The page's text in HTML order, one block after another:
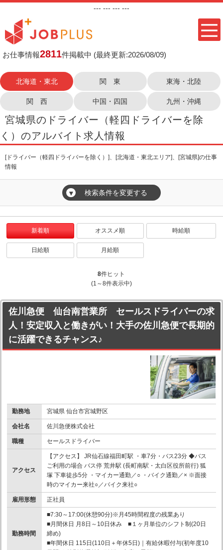
--- --- --- ---
お仕事情報2811件掲載中 (最終更新:2026/08/09)
北海道・東北 関 東 東海・北陸
関 西 中国・四国 九州・沖縄
宮城県のドライバー（軽四ドライバーを除
く）のアルバイト求人情報
[ドライバー（軽四ドライバーを除く）]、[北海道・東北エリア]、[宮城県]の仕事
情報
▼ 検索条件を変更する
新着順 オススメ順 時給順
日給順 月給順
8件ヒット
(1～8件表示中)
佐川急便 仙台南営業所 セールスドライバーの求
人！安定収入と働きがい！大手の佐川急便で長期的
に活躍できるチャンス♪
勤務地 宮城県 仙台市宮城野区
会社名 佐川急便株式会社
職種 セールスドライバー
アクセス
【アクセス】 JR仙石線福田町駅 ・車7分・バス23分 ◆バス
ご利用の場合 バス停 荒井駅 (長町南駅・太白区役所前行) 狐
塚 下車徒歩5分 ・マイカー通勤／○ ・バイク通勤／× ※面接
時のマイカー来社○／バイク来社○
雇用形態 正社員
勤務時間
■7:30～17:00(休憩90分)※月45時間程度の残業あり
■月間休日 月8日～10日休み ■１ヶ月単位のシフト制(20日
締め)
■年間休日 115日(110日＋年休5日)｜有給休暇付与(初年度10